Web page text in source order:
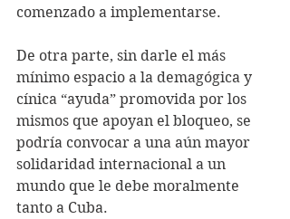
comenzado a implementarse.
De otra parte, sin darle el más
mínimo espacio a la demagógica y
cínica “ayuda” promovida por los
mismos que apoyan el bloqueo, se
podría convocar a una aún mayor
solidaridad internacional a un
mundo que le debe moralmente
tanto a Cuba.